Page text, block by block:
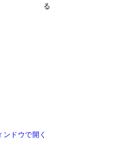
る
ンドウで開く